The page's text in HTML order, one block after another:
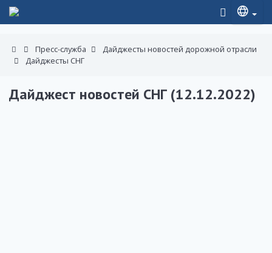
Пресс-служба
Дайджесты новостей дорожной отрасли
Дайджесты СНГ
Дайджест новостей СНГ (12.12.2022)